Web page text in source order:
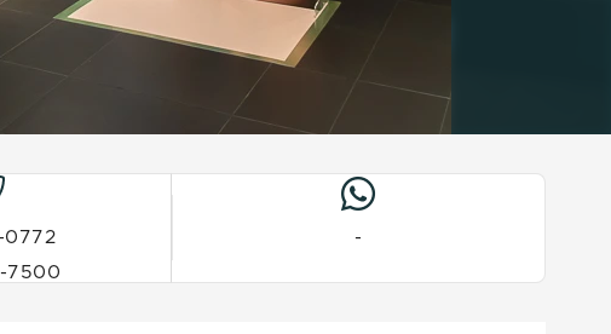
0772
7500
-